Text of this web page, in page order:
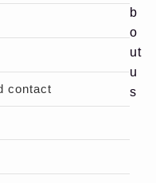
contact
b
o
ut
u
s